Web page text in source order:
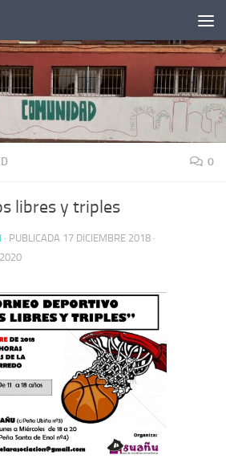
0
libres y triples
· PUBLICADA 17 DICIEMBRE 2018 ·